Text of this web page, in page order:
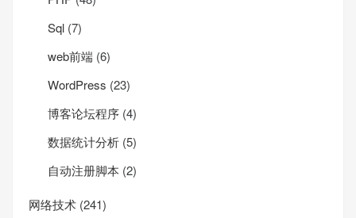
Sql (7)
web前端 (6)
WordPress (23)
博客论坛程序 (4)
数据统计分析 (5)
自动注册脚本 (2)
网络技术 (241)